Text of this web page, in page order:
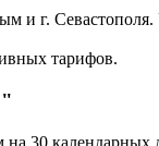
и г.
тарифов.